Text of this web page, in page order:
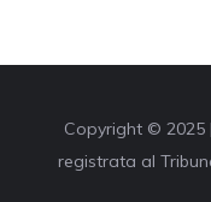
Copyright ©
registrata al